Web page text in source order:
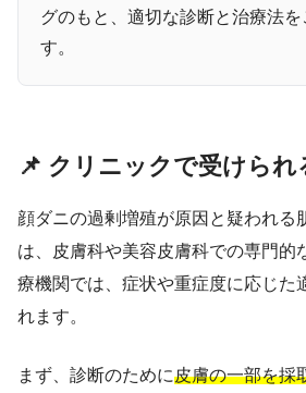
グのもと、適切な診断と治療法を
す。
📌 クリニックで受けら
顔ダニの過剰増殖が原因と疑われる
は、皮膚科や美容皮膚科での専門的
療機関では、症状や重症度に応じた
れます。
まず、診断のために皮膚の一部を採